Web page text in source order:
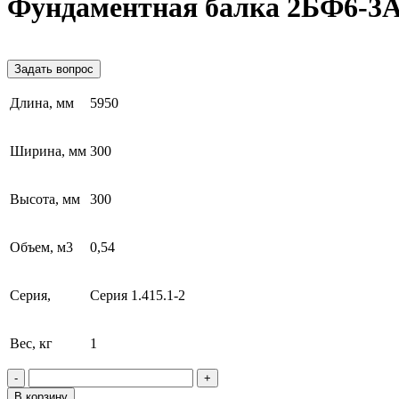
Фундаментная балка 2БФ6-
Задать вопрос
Длина, мм 5950
Ширина, мм 300
Высота, мм 300
Объем, м3 0,54
Серия, Серия 1.415.1-2
Вес, кг 1
-
+